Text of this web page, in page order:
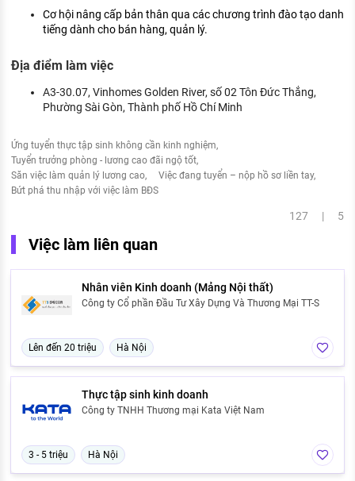
Cơ hội nâng cấp bản thân qua các chương trình đào tạo danh
tiếng dành cho bán hàng, quản lý.
Địa điểm làm việc
A3-30.07, Vinhomes Golden River, số 02 Tôn Đức Thắng,
Phường Sài Gòn, Thành phố Hồ Chí Minh
Ứng tuyển thực tập sinh không cần kinh nghiệm
Tuyển trưởng phòng - lương cao đãi ngộ tốt
Săn việc làm quản lý lương cao
Việc đang tuyển – nộp hồ sơ liền tay
Bứt phá thu nhập với việc làm BĐS
127 | 5
Việc làm liên quan
Nhân viên Kinh doanh (Mảng Nội thất)
Công ty Cổ phần Đầu Tư Xây Dựng Và Thương Mại TT-S
Lên đến 20 triệu Hà Nội
Thực tập sinh kinh doanh
Công ty TNHH Thương mại Kata Việt Nam
3 - 5 triệu Hà Nội